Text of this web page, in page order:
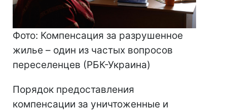
Фото: Компенсация за разрушенное
жилье – один из частых вопросов
переселенцев (РБК-Украина)
Порядок предоставления
компенсации за уничтоженные и